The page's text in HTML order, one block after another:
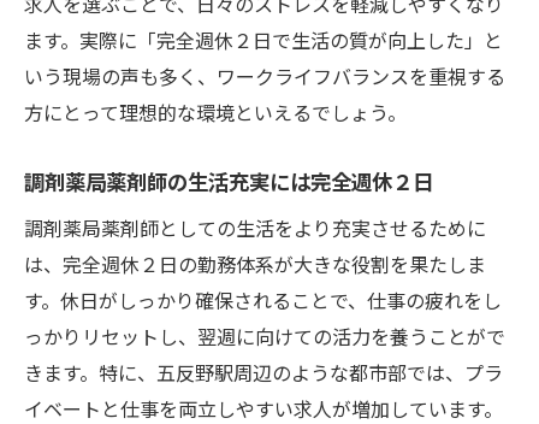
ます。実際に「完全週休２日で生活の質が向上した」と
いう現場の声も多く、ワークライフバランスを重視する
方にとって理想的な環境といえるでしょう。
調剤薬局薬剤師の生活充実には完全週休２日
調剤薬局薬剤師としての生活をより充実させるために
は、完全週休２日の勤務体系が大きな役割を果たしま
す。休日がしっかり確保されることで、仕事の疲れをし
っかりリセットし、翌週に向けての活力を養うことがで
きます。特に、五反野駅周辺のような都市部では、プラ
イベートと仕事を両立しやすい求人が増加しています。